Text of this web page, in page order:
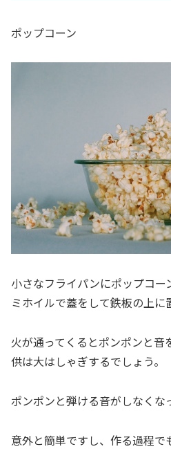
ポップコーン
小さなフライパンにポップコー
ミホイルで蓋をして鉄板の上に
火が通ってくるとポンポンと音
供は大はしゃぎするでしょう。
ポンポンと弾ける音がしなくな
意外と簡単ですし、作る過程で